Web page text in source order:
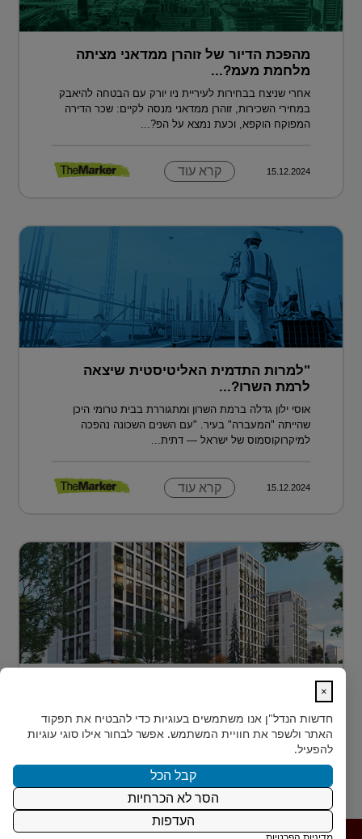
מהפכת הדיור של זוהרן ממדאני מציתה
מלחמת מעמ?...
אחרי שניצח בבחירות לעיריית ניו יורק עם הבטחה להיאבק
במחירי השכירות, זוהרן ממדאני מנסה לקיים: שכר הדירה
המפוקח הוקפא, וכעת נמצא על הפ?...
15.12.2024 קרא עוד
"למרות התדמית האליטיסטית שיצאה
לרמת השרו?...
אוסי ילון גדלה ברמת השרון ומתגוררת בבית טרומי היכן
שהייתה "המעברה" בעיר. "עם השנים השכונה נהפכה
למיקרוקוסמוס של ישראל — דתית...
15.12.2024 קרא עוד
כשחושבים על השקעות נדל"ן מעבר לים, מדינה אחת
נמצאת בשנים האחרונות בראש הרשימה של משקיעים
ישראלים רבים: גאורגיה. ...
15.12.2024 קרא עוד
×
חדשות הנדל"ן אנו משתמשים בעוגיות כדי להבטיח את תפקוד
האתר ולשפר את חוויית המשתמש. אפשר לבחור אילו סוגי עוגיות
להפעיל.
קבל הכל
הסר לא הכרחיות
העדפות